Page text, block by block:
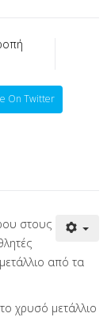
On Twitter
στους
από τα
χρυσό μετάλλιο